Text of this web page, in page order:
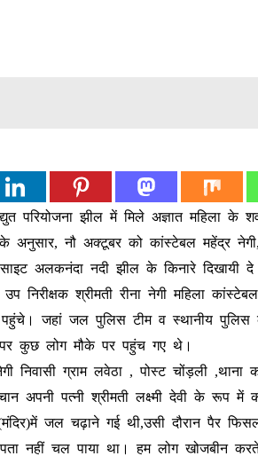
परियोजना झील में मिले अज्ञात महिला के
अनुसार, नौ अक्टूबर को कांस्टेबल महेंद्र
अलकनंदा नदी झील के किनारे दिखायी दे
निरीक्षक श्रीमती रीना नेगी महिला
पहुंचे। जहां जल पुलिस टीम व स्थानीय
पर कुछ लोग मौके पर पहुंच गए थे।
ग्राम लवेठा , पोस्ट चोंड़ली ,थाना
अपनी पत्नी श्रीमती लक्ष्मी देवी के रूप
जल चढ़ाने गई थी,उसी दौरान पैर
पता नहीं चल पाया था। हम लोग खोजबीन